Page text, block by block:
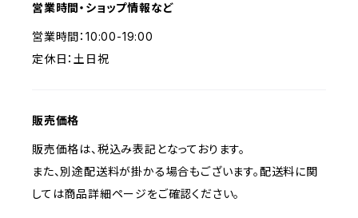
営業時間・ショップ情報など
営業時間：10:00-19:00
定休日：土日祝
販売価格
販売価格は、税込み表記となっております。
また、別途配送料が掛かる場合もございます。配送料に関
しては商品詳細ページをご確認ください。